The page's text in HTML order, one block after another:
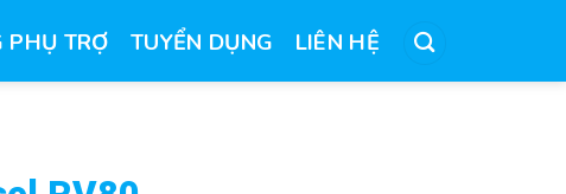
PHỤ TRỢ TUYỂN DỤNG LIÊN HỆ